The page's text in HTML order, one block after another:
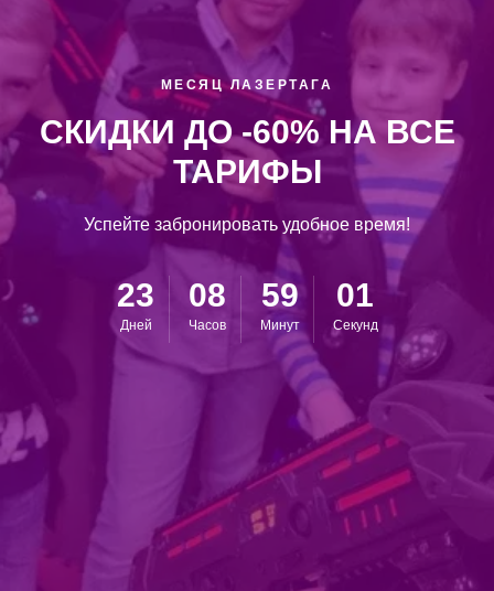
МЕСЯЦ ЛАЗЕРТАГА
СКИДКИ ДО -60% НА ВСЕ
ТАРИФЫ
Успейте забронировать удобное время!
23
Дней
08
Часов
58
Минут
59
Секунд